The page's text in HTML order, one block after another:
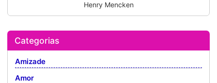
Henry Mencken
Categorias
Amizade
Amor